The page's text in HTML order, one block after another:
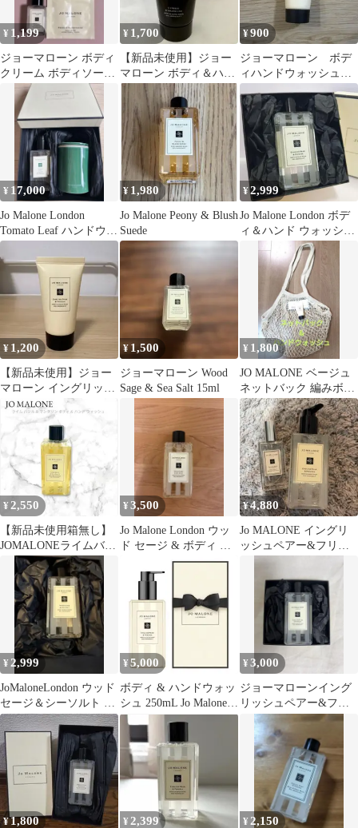
¥ 1,199
ジョーマローン ボディ
クリーム ボディソープ
サンプル 試供品
¥ 1,700
【新品未使用】ジョー
マローン ボディ＆ハン
ドウォッシュ
¥900
ジョーマローン ボデ
ィハンドウォッシュ
30ml
¥ 17,000
Jo Malone London
Tomato Leaf ハンドウォ
ッシュ
¥ 1,980
Jo Malone Peony & Blush
Suede
¥2,999
Jo Malone London ボデ
ィ＆ハンド ウォッシュ
¥ 1,200
【新品未使用】ジョー
マローン イングリッシ
ュペアー&フリージア
ボディ&ハンド
¥ 1,500
ジョーマローン Wood
Sage & Sea Salt 15ml
¥ 1,800
JO MALONE ベージュ
ネットバック 編みボデ
ィ＆ハンドウォッシュ
¥2,550
【新品未使用箱無し】
JOMALONEライムバジ
ルマンダリンボディハ
ンドウォッシュ
¥3,500
Jo Malone London ウッ
ド セージ & ボディ ハ
ンド ウォッシュ
¥4,880
Jo MALONE イングリ
ッシュペアー&フリー
ジア ハンドソープ ヘ
アミスト
¥2,999
JoMaloneLondon ウッド
セージ＆シーソルト ボ
ディ＆ハンドウォッシ
ュ
¥ 5,000
ボディ & ハンドウォッ
シュ 250mL Jo Malone
London
¥3,000
ジョーマローンイング
リッシュペアー&フリ
ージアボディ&ハンド
ウォッシュ100ml
¥1,800 ¥ 2,399 ¥ 2,150